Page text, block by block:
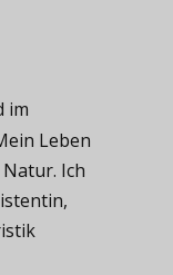
im
Leben
Ich